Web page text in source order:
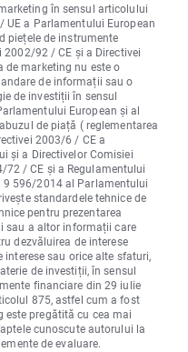
în sensul articolului
a Parlamentului European
piețele de instrumente
92 / CE și a Directivei
de marketing nu este o
de informații sau o
de investiții în sensul
European și al
de piață ( reglementarea
2003/6 / CE a
și a Directivelor Comisiei
/ CE și a Regulamentului
596/2014 al Parlamentului
standardele tehnice de
pentru prezentarea
sau a altor informații care
dezvăluirea de interese
sau orice alte sfaturi,
de investiții, în sensul
financiare din 29 iulie
875, astfel cum a fost
pregătită cu cea mai
cunoscute autorului la
de evaluare.